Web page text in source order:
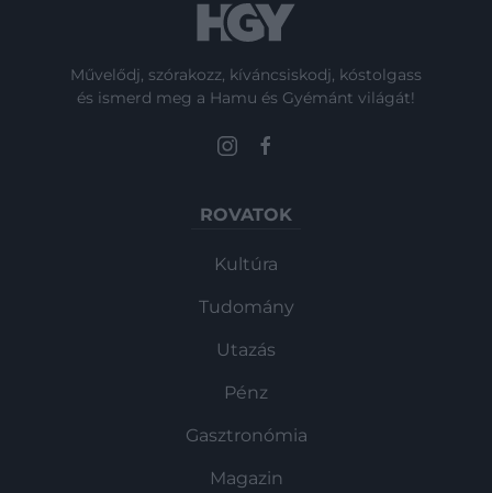
Művelődj, szórakozz, kíváncsiskodj, kóstolgass
és ismerd meg a Hamu és Gyémánt világát!
ROVATOK
Kultúra
Tudomány
Utazás
Pénz
Gasztronómia
Magazin